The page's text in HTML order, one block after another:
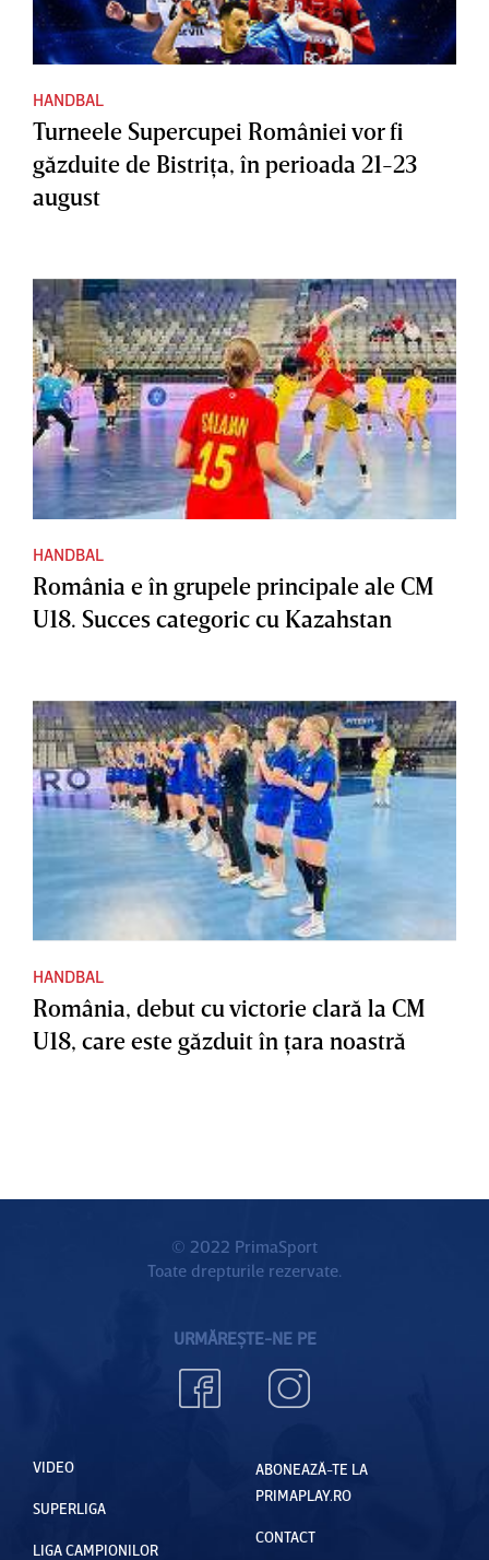
HANDBAL
Turneele Supercupei României vor fi
găzduite de Bistriţa, în perioada 21-23
august
HANDBAL
România e în grupele principale ale CM
U18. Succes categoric cu Kazahstan
HANDBAL
România, debut cu victorie clară la CM
U18, care este găzduit în ţara noastră
© 2022 PrimaSport
Toate drepturile rezervate.
URMĂREȘTE-NE PE
VIDEO
SUPERLIGA
LIGA CAMPIONILOR
ABONEAZĂ-TE LA
PRIMAPLAY.RO
CONTACT